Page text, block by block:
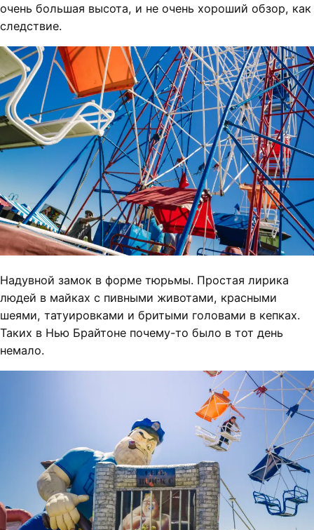
очень большая высота, и не очень хороший обзор, как
следствие.
Надувной замок в форме тюрьмы. Простая лирика
людей в майках с пивными животами, красными
шеями, татуировками и бритыми головами в кепках.
Таких в Нью Брайтоне почему-то было в тот день
немало.